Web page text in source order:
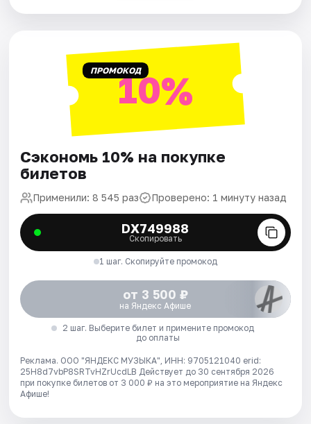
ПРОМОКОД10%
Сэкономь 10% на покупке
билетов
Применили: 8 545 раз Проверено: 1 минуту назад
DX749988
Скопировать
1 шаг. Скопируйте промокод
от 3 500 ₽
на Яндекс Афише
2 шаг. Выберите билет и примените промокод
до оплаты
Реклама. ООО "ЯНДЕКС МУЗЫКА", ИНН: 9705121040 erid:
25H8d7vbP8SRTvHZrUcdLB Действует до 30 сентября 2026
при покупке билетов от 3 000 ₽ на это мероприятие на Яндекс
Афише!